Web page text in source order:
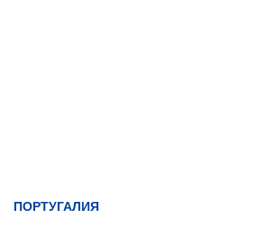
ПОРТУГАЛИЯ